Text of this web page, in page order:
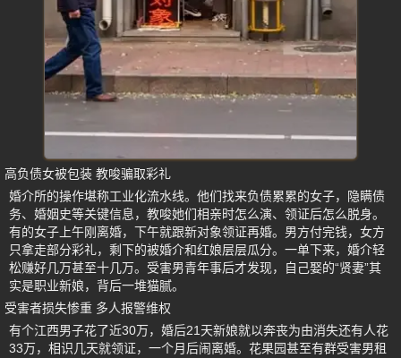
高负债女被包装 教唆骗取彩礼
婚介所的操作堪称工业化流水线。他们找来负债累累的女子，隐瞒债
务、婚姻史等关键信息，教唆她们相亲时怎么演、领证后怎么脱身。
有的女子上午刚离婚，下午就跟新对象领证再婚。男方付完钱，女方
只拿走部分彩礼，剩下的被婚介和红娘层层瓜分。一单下来，婚介轻
松赚好几万甚至十几万。受害男青年事后才发现，自己娶的“贤妻”其
实是职业新娘，背后一堆猫腻。
受害者损失惨重 多人报警维权
有个江西男子花了近30万，婚后21天新娘就以奔丧为由消失还有人花
33万，相识几天就领证，一个月后闹离婚。花果园甚至有群受害男租